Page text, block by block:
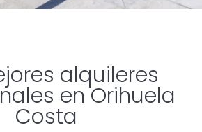
alquileres
en Orihuela
Costa